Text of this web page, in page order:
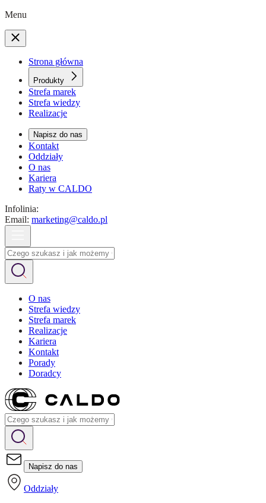
Menu
Strona główna
Produkty
Strefa marek
Strefa wiedzy
Realizacje
Napisz do nas
Kontakt
Oddziały
O nas
Kariera
Raty w CALDO
Infolinia:
Email: marketing@caldo.pl
O nas
Strefa wiedzy
Strefa marek
Realizacje
Kariera
Kontakt
Porady
Doradcy
Napisz do nas
Oddziały